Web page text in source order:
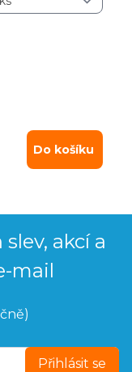
Do košíku
akcí a
mail
Přihlásit se